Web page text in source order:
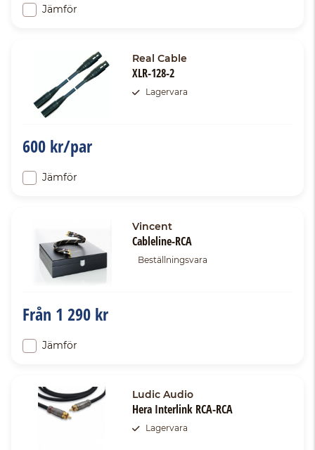
Jämför
Real Cable
XLR-128-2
Lagervara
600 kr/par
Jämför
Vincent
Cableline-RCA
Beställningsvara
Från 1 290 kr
Jämför
Ludic Audio
Hera Interlink RCA-RCA
Lagervara